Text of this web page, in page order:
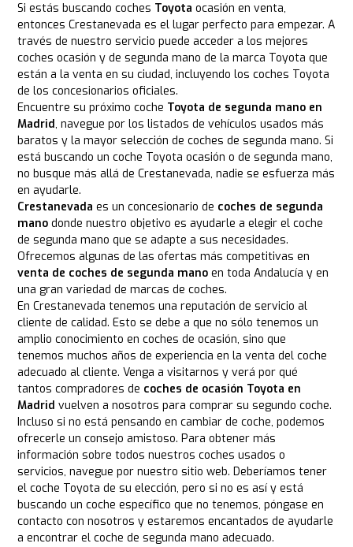
Si estás buscando coches Toyota ocasión en venta,
entonces Crestanevada es el lugar perfecto para empezar. A
través de nuestro servicio puede acceder a los mejores
coches ocasión y de segunda mano de la marca Toyota que
están a la venta en su ciudad, incluyendo los coches Toyota
de los concesionarios oficiales.
Encuentre su próximo coche Toyota de segunda mano en
Madrid, navegue por los listados de vehículos usados más
baratos y la mayor selección de coches de segunda mano. Si
está buscando un coche Toyota ocasión o de segunda mano,
no busque más allá de Crestanevada, nadie se esfuerza más
en ayudarle.
Crestanevada es un concesionario de coches de segunda
mano donde nuestro objetivo es ayudarle a elegir el coche
de segunda mano que se adapte a sus necesidades.
Ofrecemos algunas de las ofertas más competitivas en
venta de coches de segunda mano en toda Andalucía y en
una gran variedad de marcas de coches.
En Crestanevada tenemos una reputación de servicio al
cliente de calidad. Esto se debe a que no sólo tenemos un
amplio conocimiento en coches de ocasión, sino que
tenemos muchos años de experiencia en la venta del coche
adecuado al cliente. Venga a visitarnos y verá por qué
tantos compradores de coches de ocasión Toyota en
Madrid vuelven a nosotros para comprar su segundo coche.
Incluso si no está pensando en cambiar de coche, podemos
ofrecerle un consejo amistoso. Para obtener más
información sobre todos nuestros coches usados o
servicios, navegue por nuestro sitio web. Deberíamos tener
el coche Toyota de su elección, pero si no es así y está
buscando un coche específico que no tenemos, póngase en
contacto con nosotros y estaremos encantados de ayudarle
a encontrar el coche de segunda mano adecuado.